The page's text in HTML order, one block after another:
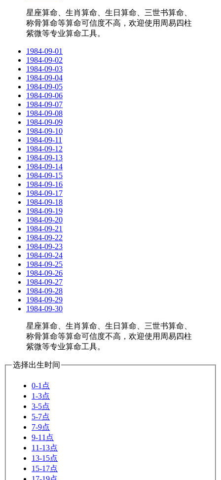
星座算命、生肖算命、生日算命、三世书算命、
称骨算命等算命可信度不高，欢迎使用周易四柱
紫微等专业算命工具。
1984-09-01
1984-09-02
1984-09-03
1984-09-04
1984-09-05
1984-09-06
1984-09-07
1984-09-08
1984-09-09
1984-09-10
1984-09-11
1984-09-12
1984-09-13
1984-09-14
1984-09-15
1984-09-16
1984-09-17
1984-09-18
1984-09-19
1984-09-20
1984-09-21
1984-09-22
1984-09-23
1984-09-24
1984-09-25
1984-09-26
1984-09-27
1984-09-28
1984-09-29
1984-09-30
星座算命、生肖算命、生日算命、三世书算命、
称骨算命等算命可信度不高，欢迎使用周易四柱
紫微等专业算命工具。
选择出生时间
0-1点
1-3点
3-5点
5-7点
7-9点
9-11点
11-13点
13-15点
15-17点